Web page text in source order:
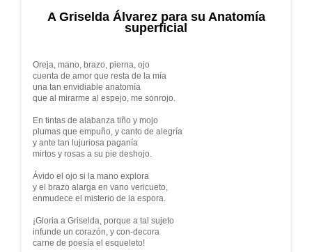
A Griselda Álvarez para su Anatomía
superficial
Oreja, mano, brazo, pierna, ojo
cuenta de amor que resta de la mía
una tan envidiable anatomía
que al mirarme al espejo, me sonrojo.
En tintas de alabanza tiño y mojo
plumas que empuño, y canto de alegría
y ante tan lujuriosa paganía
mirtos y rosas a su pie deshojo.
Ávido el ojo si la mano explora
y el brazo alarga en vano vericueto,
enmudece el misterio de la espora.
¡Gloria a Griselda, porque a tal sujeto
infunde un corazón, y con-decora
carne de poesía el esqueleto!